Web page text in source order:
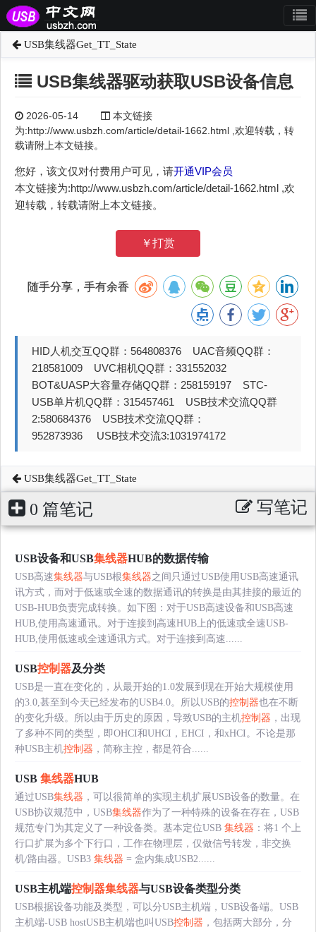
USB集线器Get_TT_State
USB集线器驱动获取USB设备信息
2026-05-14
本文链接
为:http://www.usbzh.com/article/detail-1662.html ,欢迎转载，转
载请附上本文链接。
您好，该文仅对付费用户可见，请开通VIP会员
本文链接为:http://www.usbzh.com/article/detail-1662.html ,欢
迎转载，转载请附上本文链接。
￥打赏
随手分享，手有余香
HID人机交互QQ群：564808376 UAC音频QQ群：
218581009 UVC相机QQ群：331552032
BOT&UASP大容量存储QQ群：258159197 STC-
USB单片机QQ群：315457461 USB技术交流QQ群
2:580684376 USB技术交流QQ群：
952873936 USB技术交流3:1031974172
USB集线器Get_TT_State
0 篇笔记 写笔记
USB设备和USB集线器HUB的数据传输
USB高速集线器与USB根集线器之间只通过USB使用USB高速通讯
讯方式，而对于低速或全速的数据通讯的转换是由其挂接的最近的
USB-HUB负责完成转换。如下图：对于USB高速设备和USB高速
HUB,使用高速通讯。对于连接到高速HUB上的低速或全速USB-
HUB,使用低速或全速通讯方式。对于连接到高速......
USB控制器及分类
USB是一直在变化的，从最开始的1.0发展到现在开始大规模使用
的3.0,甚至到今天已经发布的USB4.0。所以USB的控制器也在不断
的变化升级。所以由于历史的原因，导致USB的主机控制器 ，出现
了多种不同的类型，即OHCI和UHCI，EHCI，和xHCI。不论是那
种USB主机控制器 ，简称主控，都是符合......
USB 集线器HUB
通过USB集线器 ，可以很简单的实现主机扩展USB设备的数量。在
USB协议规范中，USB集线器作为了一种特殊的设备在存在，USB
规范专门为其定义了一种设备类。基本定位USB 集线器 ：将1 个上
行口扩展为多个下行口，工作在物理层，仅做信号转发，非交换
机/路由器。USB3 集线器 = 盒内集成USB2......
USB主机端控制器集线器与USB设备类型分类
USB根据设备功能及类型，可以分USB主机端，USB设备端。USB
主机端-USB hostUSB主机端也叫USB控制器 ，包括两大部分，分